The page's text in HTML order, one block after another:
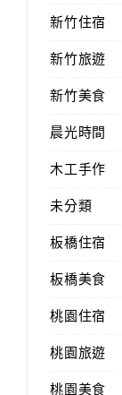
新竹住宿
新竹旅遊
新竹美食
晨光時間
木工手作
未分類
板橋住宿
板橋美食
桃園住宿
桃園旅遊
桃園美食